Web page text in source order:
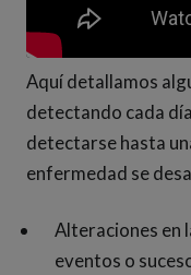
Aquí detallamos
detectando cada
detectarse hasta
enfermedad se
Alteraciones en
eventos o